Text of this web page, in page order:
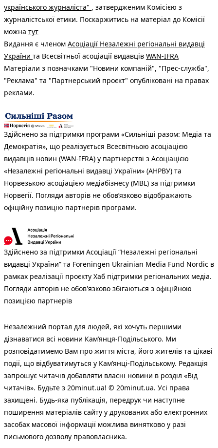
українського журналіста" , затвердженим Комісією з
журналістської етики. Поскаржитись на матеріал до Комісії
можна тут
Видання є членом Асоціації Незалежні регіональні видавці
України та Всесвітньої асоціації видавців WAN-IFRA
Матеріали з позначками "Новини компаній", "Прес-служба",
"Реклама" та "Партнерський проєкт" опубліковані на правах
реклами.
Здійснено за підтримки програми «Сильніші разом: Медіа та
Демократія», що реалізується Всесвітньою асоціацією
видавців новин (WAN-IFRA) у партнерстві з Асоціацією
«Незалежні регіональні видавці України» (АНРВУ) та
Норвезькою асоціацією медіабізнесу (MBL) за підтримки
Норвегії. Погляди авторів не обов’язково відображають
офіційну позицію партнерів програми.
Здійснено за підтримки Асоціації “Незалежні регіональні
видавці України” та Foreningen Ukrainian Media Fund Nordic в
рамках реалізації проєкту Хаб підтримки регіональних медіа.
Погляди авторів не обов'язково збігаються з офіційною
позицією партнерів
Незалежний портал для людей, які хочуть першими
дізнаватися всі новини Кам’янця-Подільського. Ми
розповідатимемо Вам про життя міста, його жителів та цікаві
події, що відбуватимуться у Кам’янці-Подільському. Редакція
запрошує читачів добавляти власні новини в розділ «Від
читачів». Будьте з 20minut.ua! © 20minut.ua. Усі права
захищені. Будь-яка публiкацiя, передрук чи наступне
поширення матеріалів сайту у друкованих або електронних
засобах масової інформації можлива винятково у разі
письмового дозволу правовласника.